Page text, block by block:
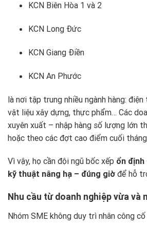
KCN Biên Hòa 1 và 2
KCN Long Đức
KCN Giang Điền
KCN An Phước
là nơi tập trung nhiều ngành hàng:
vật liệu xây dựng, thực phẩm… Các
xuyên xuất – nhập hàng số lượng lớn
hoặc theo các đợt cao điểm cuối
Vì vậy, họ cần đội ngũ bốc xếp ổn
kỹ thuật nâng hạ – đúng giờ để hỗ
Nhu cầu từ doanh nghiệp vừa và
Nhóm SME không duy trì nhân công cố